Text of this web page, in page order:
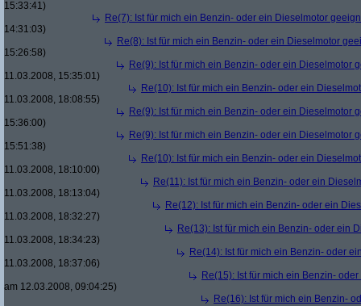
15:33:41)
Re(7): Ist für mich ein Benzin- oder ein Dieselmotor
14:31:03)
Re(8): Ist für mich ein Benzin- oder ein Dieselmotor
15:26:58)
Re(9): Ist für mich ein Benzin- oder ein Dieselmotor
11.03.2008, 15:35:01)
Re(10): Ist für mich ein Benzin- oder ein
11.03.2008, 18:08:55)
Re(9): Ist für mich ein Benzin- oder ein Dieselmotor
15:36:00)
Re(9): Ist für mich ein Benzin- oder ein Dieselmotor
15:51:38)
Re(10): Ist für mich ein Benzin- oder ein
11.03.2008, 18:10:00)
Re(11): Ist für mich ein Benzin- oder ein
11.03.2008, 18:13:04)
Re(12): Ist für mich ein Benzin- oder ein
11.03.2008, 18:32:27)
Re(13): Ist für mich ein Benzin- oder ein
11.03.2008, 18:34:23)
Re(14): Ist für mich ein Benzin- oder
11.03.2008, 18:37:06)
Re(15): Ist für mich ein Benzin-
am 12.03.2008, 09:04:25)
Re(16): Ist für mich ein Benzin-